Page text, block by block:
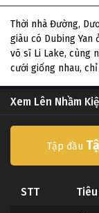
Thời nhà Đường,
giàu có Dubing
võ sĩ Li Lake, cùng
cưới giống nhau,
Xem Lên Nhầm
Tập đầu
STT